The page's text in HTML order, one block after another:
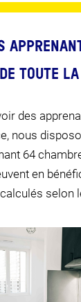
TOUTE
des
nous
64
en
selon